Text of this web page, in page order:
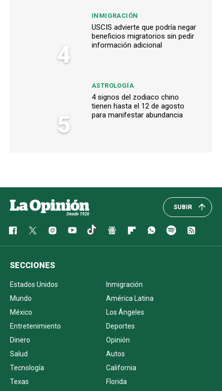
4
INMIGRACIÓN
USCIS advierte que podría negar
beneficios migratorios sin pedir
información adicional
5
ASTROLOGÍA
4 signos del zodiaco chino
tienen hasta el 12 de agosto
para manifestar abundancia
SUBIR
SECCIONES
Estados Unidos
Inmigración
Mundo
América Latina
México
Los Ángeles
Entretenimiento
Deportes
Dinero
Opinión
Salud
Autos
Tecnología
California
Texas
Florida